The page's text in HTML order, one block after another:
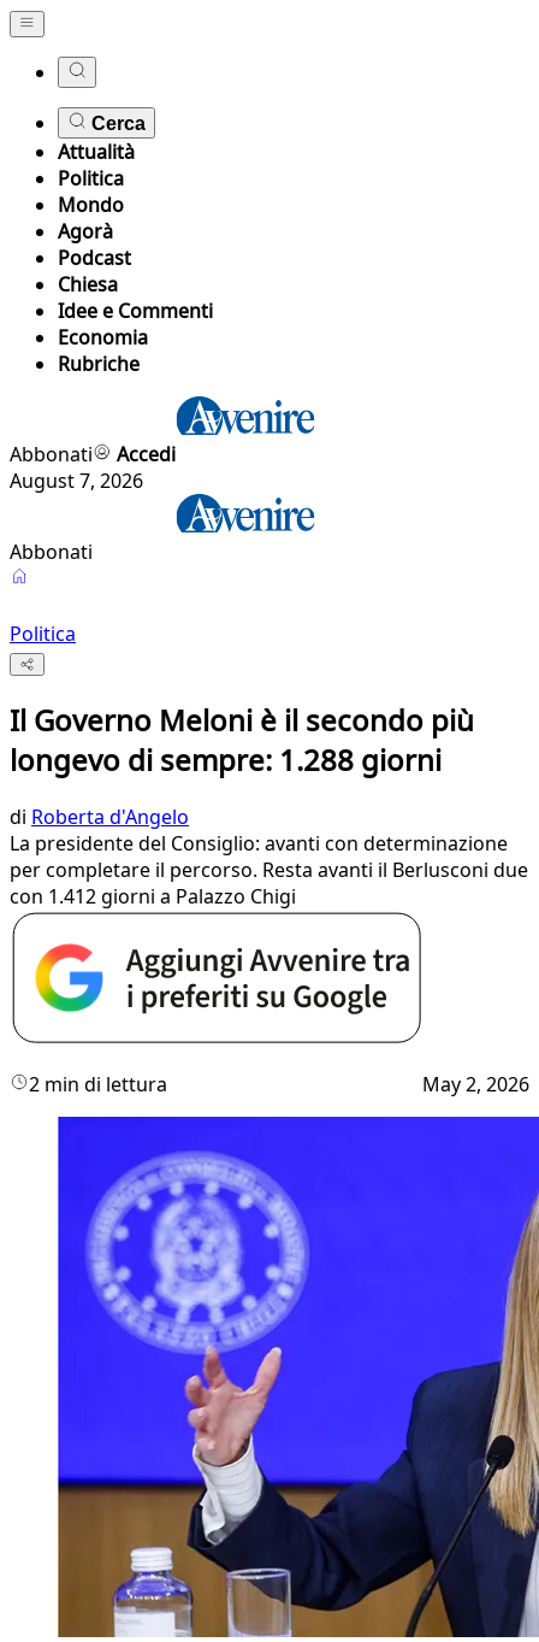
Cerca
Attualità
Politica
Mondo
Agorà
Podcast
Chiesa
Idee e Commenti
Economia
Rubriche
Abbonati
Accedi
August 7, 2026
Abbonati
Politica
Il Governo Meloni è il secondo più
longevo di sempre: 1.288 giorni
di Roberta d'Angelo
La presidente del Consiglio: avanti con determinazione
per completare il percorso. Resta avanti il Berlusconi due
con 1.412 giorni a Palazzo Chigi
2 min di lettura May 2, 2026